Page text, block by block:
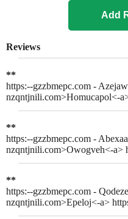
Reviews
**
https:--gzzbmepc.com -
nzqntjnili.com>Homucapol<-
**
https:--gzzbmepc.com -
nzqntjnili.com>Owogveh<-a>
**
https:--gzzbmepc.com -
nzqntjnili.com>Epeloj<-a>